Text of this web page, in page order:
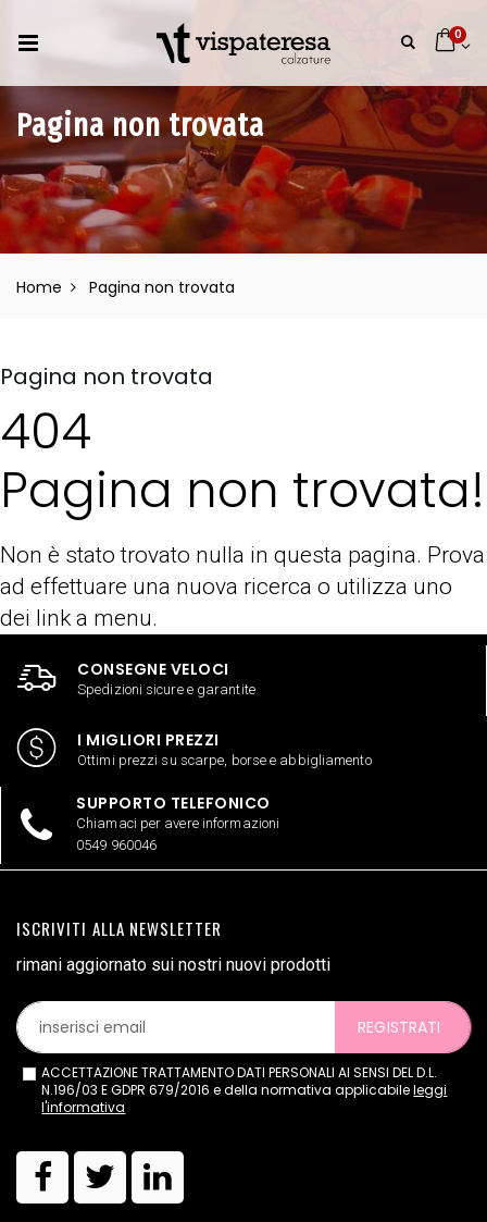
0
Pagina non trovata
Home Pagina non trovata
Pagina non trovata
404
Pagina non trovata!
Non è stato trovato nulla in questa pagina. Prova
ad effettuare una nuova ricerca o utilizza uno
dei link a menu.
CONSEGNE VELOCI
Spedizioni sicure e garantite
I MIGLIORI PREZZI
Ottimi prezzi su scarpe, borse e abbigliamento
SUPPORTO TELEFONICO
Chiamaci per avere informazioni
0549 960046
ISCRIVITI ALLA NEWSLETTER
rimani aggiornato sui nostri nuovi prodotti
REGISTRATI
ACCETTAZIONE TRATTAMENTO DATI PERSONALI AI SENSI DEL D.L.
N.196/03 E GDPR 679/2016 e della normativa applicabileleggi
l'informativa